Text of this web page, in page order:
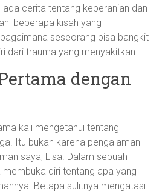
ada cerita tentang keberanian dan
beberapa kisah yang
seseorang bisa bangkit
dari trauma yang menyakitkan.
dengan
kali mengetahui tentang
Itu bukan karena pengalaman
saya, Lisa. Dalam sebuah
diri tentang apa yang
Betapa sulitnya mengatasi